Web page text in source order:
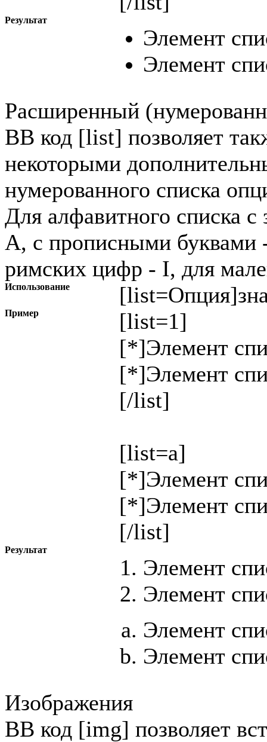
Результат
Элемент
Элемент
Расширенный
BB код [list] позволяет
некоторыми
нумерованного списка
Для алфавитного списка
A, с прописными буквами
римских цифр - I, для
Использование [list=Опция]
Пример
[list=1]
[*]Элемент
[*]Элемент
[/list]
[list=a]
[*]Элемент
[*]Элемент
[/list]
Результат
Элемент
Элемент
Элемент
Элемент
Изображения
BB код [img] позволяет